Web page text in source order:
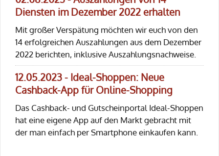
Diensten im Dezember 2022 erhalten
Mit großer Verspätung möchten wir euch von den
14 erfolgreichen Auszahlungen aus dem Dezember
2022 berichten, inklusive Auszahlungsnachweise.
12.05.2023 - Ideal-Shoppen: Neue
Cashback-App für Online-Shopping
Das Cashback- und Gutscheinportal Ideal-Shoppen
hat eine eigene App auf den Markt gebracht mit
der man einfach per Smartphone einkaufen kann.